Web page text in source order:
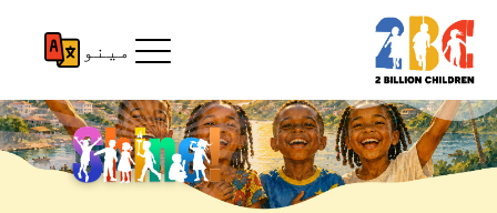
مینو